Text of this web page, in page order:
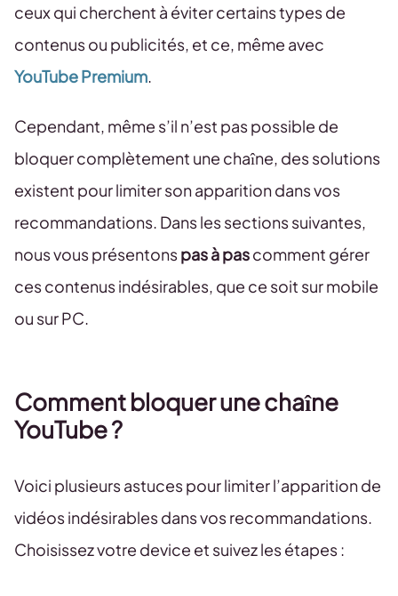
ceux qui cherchent à éviter certains types de
contenus ou publicités, et ce, même avec
YouTube Premium.
Cependant, même s’il n’est pas possible de
bloquer complètement une chaîne, des solutions
existent pour limiter son apparition dans vos
recommandations. Dans les sections suivantes,
nous vous présentonspas à pascomment gérer
ces contenus indésirables, que ce soit sur mobile
ou sur PC.
Comment bloquer une chaîne
YouTube ?
Voici plusieurs astuces pour limiter l’apparition de
vidéos indésirables dans vos recommandations.
Choisissez votre device et suivez les étapes :